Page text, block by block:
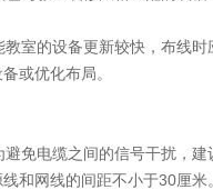
室的设备更新较快，布线时
或优化布局。
避免电缆之间的信号干扰，建
和网线的间距不小于30厘米。